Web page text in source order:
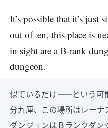
It’s possible that it’s
out of ten, this place is
in sight are a B-rank
dungeon.
似ているだけ――という可
分九厘、この場所はレーナ
ダンジョンはＢランクダン